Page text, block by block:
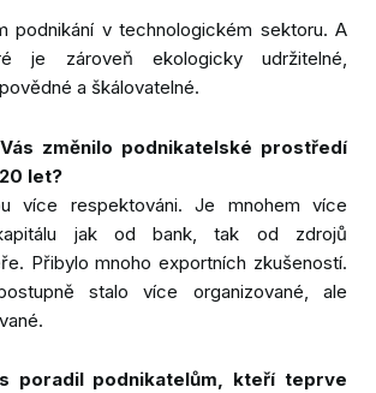
podnikání v technologickém sektoru. A
je zároveň ekologicky udržitelné,
a škálovatelné.
změnilo podnikatelské prostředí
let?
více respektováni. Je mnohem více
kapitálu jak od bank, tak od zdrojů
Přibylo mnoho exportních zkušeností.
stalo více organizované, ale
poradil podnikatelům, kteří teprve